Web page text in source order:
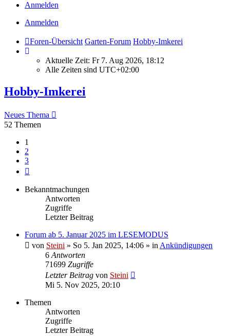
Anmelden
Anmelden
Foren-Übersicht Garten-Forum Hobby-Imkerei
Aktuelle Zeit: Fr 7. Aug 2026, 18:12
Alle Zeiten sind UTC+02:00
Hobby-Imkerei
Neues Thema
52 Themen
1
2
3
Bekanntmachungen
Antworten
Zugriffe
Letzter Beitrag
Forum ab 5. Januar 2025 im LESEMODUS
von Steini » So 5. Jan 2025, 14:06 » in Ankündigungen
6 Antworten
71699 Zugriffe
Letzter Beitrag von Steini
Mi 5. Nov 2025, 20:10
Themen
Antworten
Zugriffe
Letzter Beitrag